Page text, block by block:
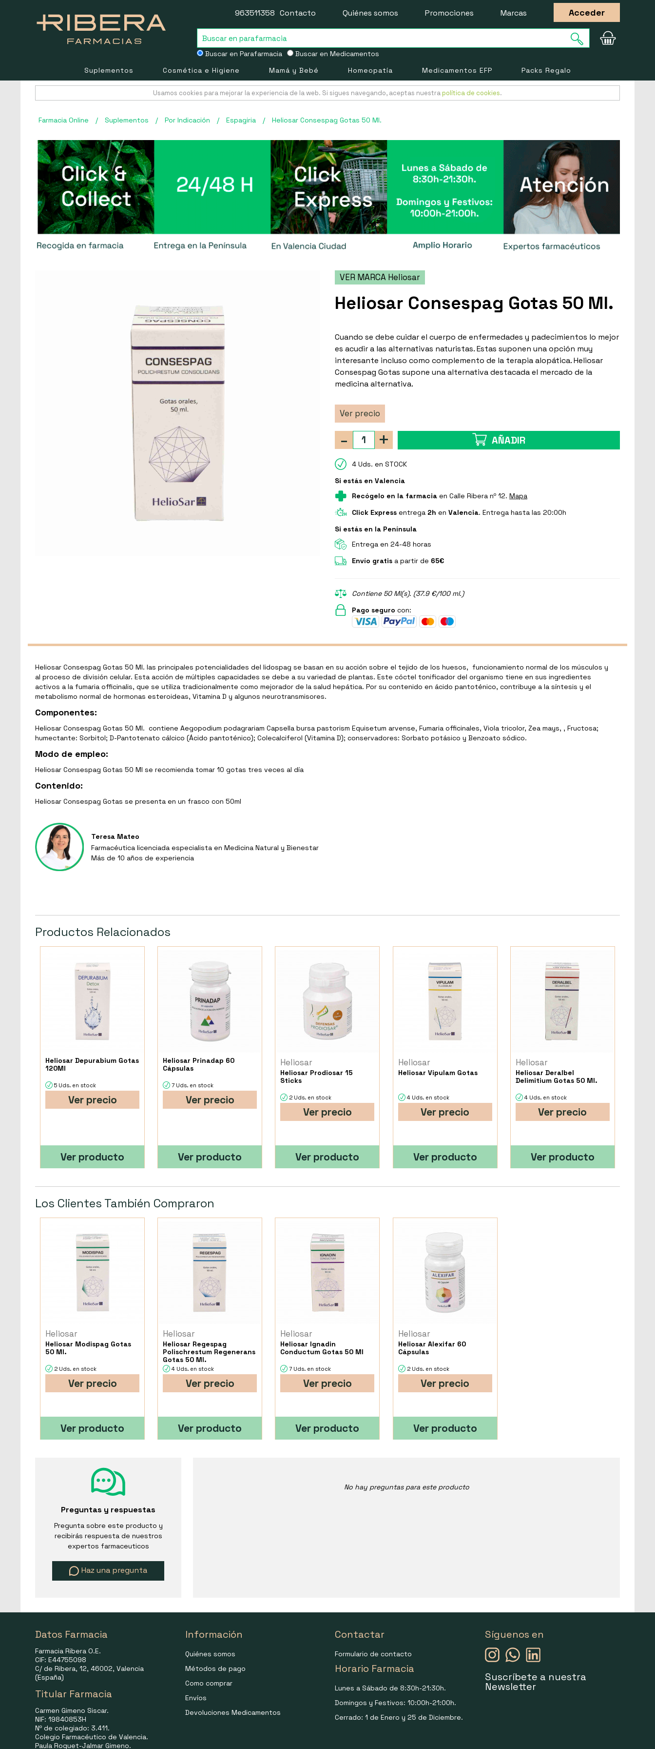
Buscar en Parafarmacia Buscar en Medicamentos
963511358 Contacto Quiénes somos Promociones Marcas Acceder
Suplementos Cosmética e Higiene Mamá y Bebé Homeopatía Medicamentos EFP Packs Regalo
Usamos cookies para mejorar la experiencia de la web. Si sigues navegando, aceptas nuestra política de cookies.
Farmacia Online / Suplementos / Por Indicación / Espagiria / Heliosar Consespag Gotas 50 Ml.
VER MARCA Heliosar
Heliosar Consespag Gotas 50 Ml.
Cuando se debe cuidar el cuerpo de enfermedades y padecimientos lo mejor
es acudir a las alternativas naturistas. Estas suponen una opción muy
interesante incluso como complemento de la terapia alopática. Heliosar
Consespag Gotas supone una alternativa destacada el mercado de la
medicina alternativa.
Ver precio
+
- AÑADIR
4 Uds. en STOCK
Si estás en Valencia
Recógelo en la farmacia en Calle Ribera nº 12. Mapa
Click Express entrega 2h en Valencia. Entrega hasta las 20:00h
Si estás en la Península
Entrega en 24-48 horas
Envío gratis a partir de 65€
Contiene 50 Ml(s). (37.9 €/100 ml.)
Pago seguro con:
Heliosar Consespag Gotas 50 Ml. las principales potencialidades del lidospag se basan en su acción sobre el tejido de los huesos, funcionamiento normal de los músculos y
al proceso de división celular. Esta acción de múltiples capacidades se debe a su variedad de plantas. Este cóctel tonificador del organismo tiene en sus ingredientes
activos a la fumaria officinalis, que se utiliza tradicionalmente como mejorador de la salud hepática. Por su contenido en ácido pantoténico, contribuye a la síntesis y el
metabolismo normal de hormonas esteroideas, Vitamina D y algunos neurotransmisores.
Componentes:
Heliosar Consespag Gotas 50 Ml. contiene Aegopodium podagrariam Capsella bursa pastorism Equisetum arvense, Fumaria officinales, Viola tricolor, Zea mays, , Fructosa;
humectante: Sorbitol; D-Pantotenato cálcico (Ácido pantoténico); Colecalciferol (Vitamina D); conservadores: Sorbato potásico y Benzoato sódico.
Modo de empleo:
Heliosar Consespag Gotas 50 Ml se recomienda tomar 10 gotas tres veces al día
Contenido:
Heliosar Consespag Gotas se presenta en un frasco con 50ml
Teresa Mateo
Farmacéutica licenciada especialista en Medicina Natural y Bienestar
Más de 10 años de experiencia
Productos Relacionados
Heliosar Depurabium Gotas
120Ml
5 Uds. en stock
Ver precio
Ver producto
Heliosar Prinadap 60
Cápsulas
7 Uds. en stock
Ver precio
Ver producto
Heliosar
Heliosar Prodiosar 15
Sticks
2 Uds. en stock
Ver precio
Ver producto
Heliosar
Heliosar Vipulam Gotas
4 Uds. en stock
Ver precio
Ver producto
Heliosar
Heliosar Deralbel
Delimitium Gotas 50 Ml.
4 Uds. en stock
Ver precio
Ver producto
Los Clientes También Compraron
Heliosar
Heliosar Modispag Gotas
50 Ml.
2 Uds. en stock
Ver precio
Ver producto
Heliosar
Heliosar Regespag
Polischrestum Regenerans
Gotas 50 Ml.
4 Uds. en stock
Ver precio
Ver producto
Heliosar
Heliosar Ignadin
Conductum Gotas 50 Ml
7 Uds. en stock
Ver precio
Ver producto
Heliosar
Heliosar Alexifar 60
Cápsulas
2 Uds. en stock
Ver precio
Ver producto
Preguntas y respuestas
Pregunta sobre este producto y
recibirás respuesta de nuestros
expertos farmaceuticos
Haz una pregunta
No hay preguntas para este producto
Datos Farmacia
Farmacia Ribera O.E.
CIF: E44755098
C/ de Ribera, 12, 46002, Valencia
(España)
Titular Farmacia
Carmen Gimeno Siscar.
NIF: 19840853H
Nº de colegiado: 3.411.
Colegio Farmacéutico de Valencia.
Paula Roquet-Jalmar Gimeno.
Información
Quiénes somos
Métodos de pago
Como comprar
Envíos
Devoluciones Medicamentos
Contactar
Formulario de contacto
Horario Farmacia
Lunes a Sábado de 8:30h-21:30h.
Domingos y Festivos: 10:00h-21:00h.
Cerrado: 1 de Enero y 25 de Diciembre.
Síguenos en
Suscríbete a nuestra
Newsletter